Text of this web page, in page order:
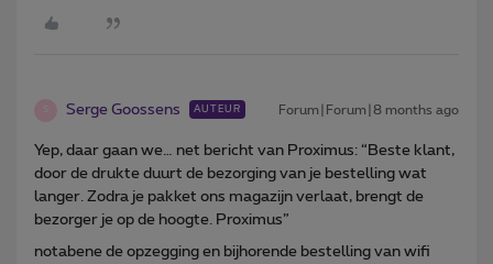
Serge Goossens AUTEUR Forum|Forum|8 months ago
Yep, daar gaan we… net bericht van Proximus: “Beste klant,
door de drukte duurt de bezorging van je bestelling wat
langer. Zodra je pakket ons magazijn verlaat, brengt de
bezorger je op de hoogte. Proximus”
notabene de opzegging en bijhorende bestelling van wifi